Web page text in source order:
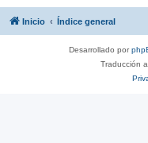
Inicio Índice general
Desarrollado por
Traducción